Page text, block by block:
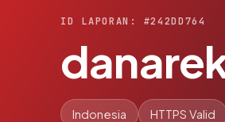
ID LAPORAN: #242DD764
Indonesia HTTPS Valid